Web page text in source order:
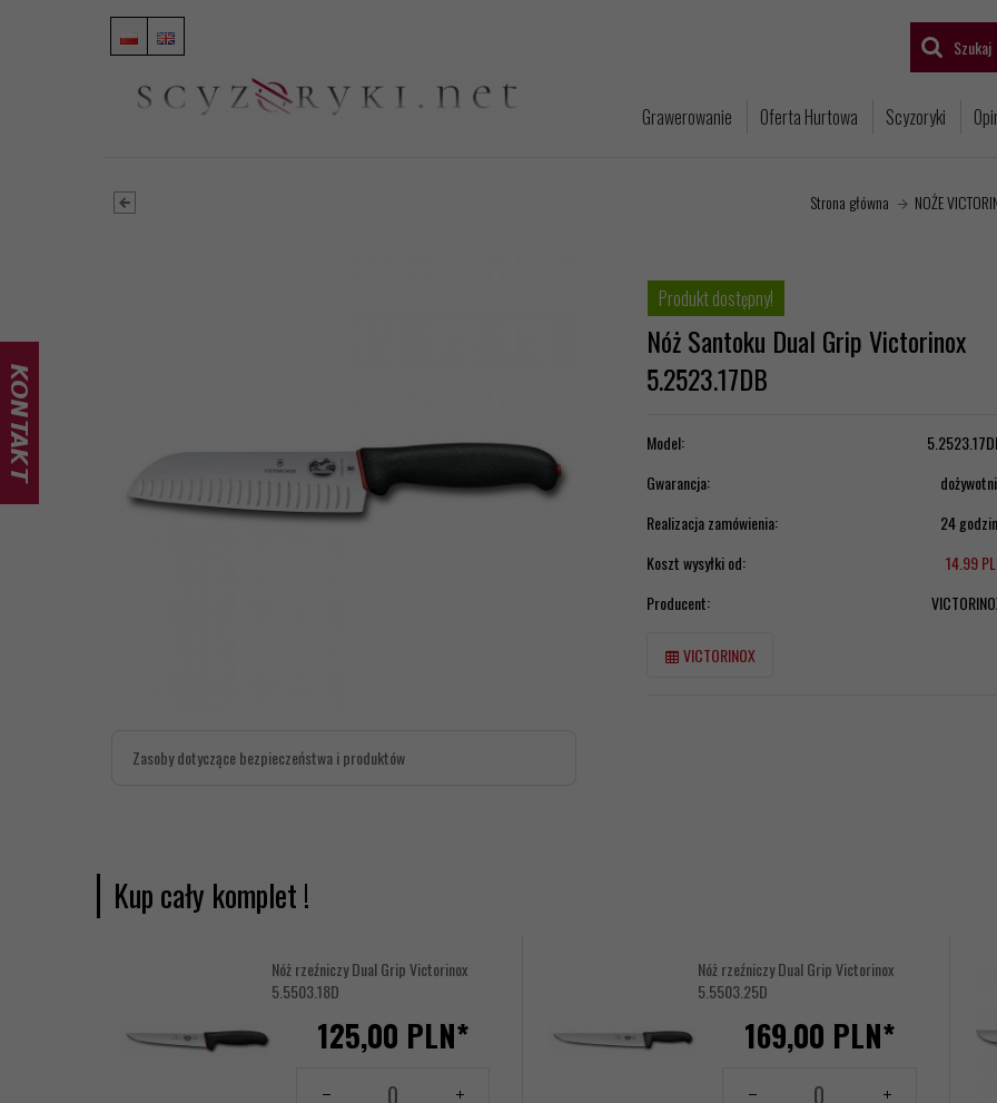
Szukaj
Grawerowanie Oferta Hurtowa Scyzoryki
Strona główna NOŻE
Zasoby dotyczące bezpieczeństwa i produktów
Produkt dostępny!
Nóż Santoku Dual Grip Victorinox
5.2523.17DB
Model:
Gwarancja:
Realizacja zamówienia:
24
Koszt wysyłki od:
14.99
Producent:
VICTORINOX
Kup cały komplet !
Nóż rzeźniczy Dual Grip Victorinox
5.5503.18D
125,00 PLN*
Nóż rzeźniczy Dual Grip Victorinox
5.5503.25D
169,00 PLN*